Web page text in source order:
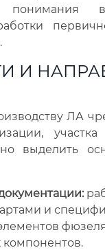
понимания
И
ЛА
выделить
и
компонентов.